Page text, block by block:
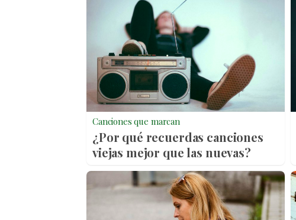
Canciones que marcan
¿Por qué recuerdas canciones
viejas mejor que las nuevas?